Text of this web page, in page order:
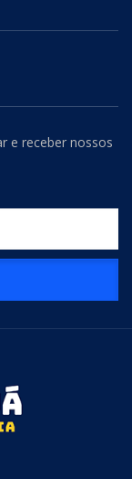
e receber nossos